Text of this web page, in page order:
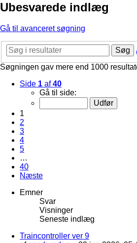
Ubesvarede indlæg
Gå til avanceret søgning
Søg
Søgningen gav mere end 1000
Side 1 af40
Gå til side:
1
2
3
4
5
…
40
Næste
Emner
Svar
Visninger
Seneste indlæg
Traincontroller ver 9